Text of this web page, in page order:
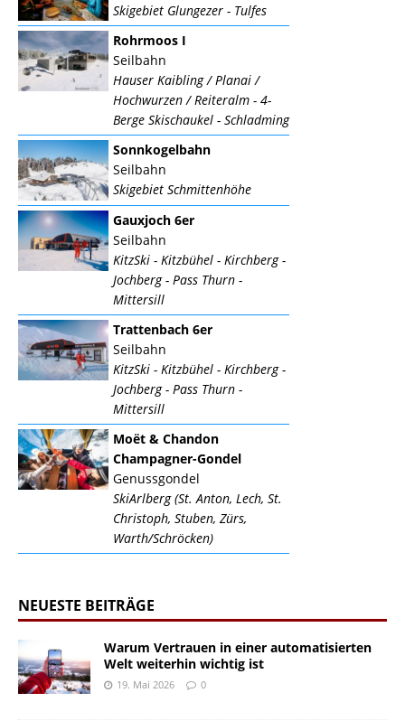
Skigebiet Glungezer - Tulfes
Rohrmoos I
Seilbahn
Hauser Kaibling / Planai /
Hochwurzen / Reiteralm - 4-
Berge Skischaukel - Schladming
Sonnkogelbahn
Seilbahn
Skigebiet Schmittenhöhe
Gauxjoch 6er
Seilbahn
KitzSki - Kitzbühel - Kirchberg -
Jochberg - Pass Thurn -
Mittersill
Trattenbach 6er
Seilbahn
KitzSki - Kitzbühel - Kirchberg -
Jochberg - Pass Thurn -
Mittersill
Moët & Chandon
Champagner-Gondel
Genussgondel
SkiArlberg (St. Anton, Lech, St.
Christoph, Stuben, Zürs,
Warth/Schröcken)
NEUESTE BEITRÄGE
Warum Vertrauen in einer automatisierten
Welt weiterhin wichtig ist
19. Mai 2026 0